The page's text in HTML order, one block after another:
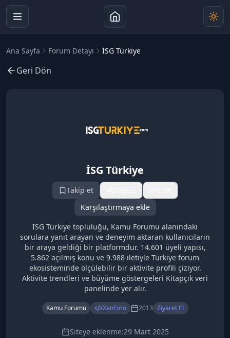
Ana Sayfa Forum Detayı İSG Türkiye
Geri Dön
İSG Türkiye
Takip et
Karşılaştırmaya ekle
İSG Türkiye topluluğu, Kamu Forumu alanındaki
sorulara yanıt arayan ve deneyim aktaran kullanıcıların
bir araya geldiği bir platformdur. 14.601 üyeli yapısı,
5.862 açılmış konu ve 9.988 iletiyle Türkiye forum
ekosisteminde ölçülebilir bir aktivite profili çiziyor.
Aktivite trendleri ve büyüme göstergeleri Kitapçık veri
panelinde yer alır.
Kamu Forumu XenForo 2013 Ziyaret Et
Siteye eklenme:29 Mart 2025